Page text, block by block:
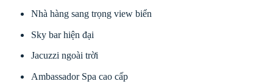
Nhà hàng sang trọng view biển
Sky bar hiện đại
Jacuzzi ngoài trời
Ambassador Spa cao cấp